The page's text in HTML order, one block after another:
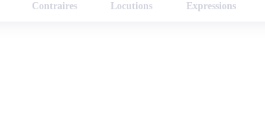
Contraires Locutions Expressions